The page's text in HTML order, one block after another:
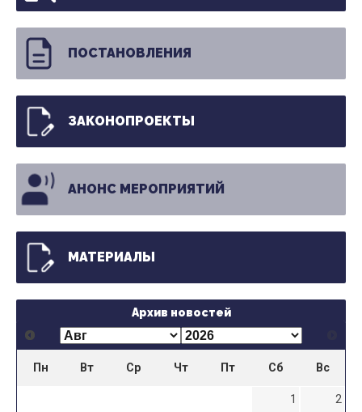
ПОСТАНОВЛЕНИЯ
ЗАКОНОПРОЕКТЫ
АНОНС МЕРОПРИЯТИЙ
МАТЕРИАЛЫ
Архив новостей
Пн Вт Ср Чт Пт Сб Вс
1
2